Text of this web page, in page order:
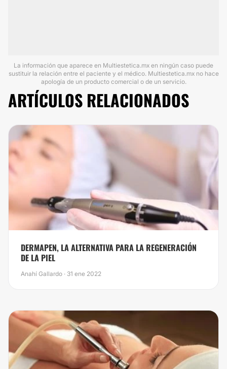
La información que aparece en Multiestetica.mx en ningún caso puede
sustituir la relación entre el paciente y el médico. Multiestetica.mx no hace
apología de un producto comercial o de un servicio.
ARTÍCULOS RELACIONADOS
DERMAPEN, LA ALTERNATIVA PARA LA REGENERACIÓN
DE LA PIEL
Anahí Gallardo · 31 ene 2022